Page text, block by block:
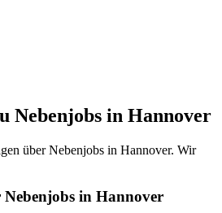
Nebenjobs in Hannover
über Nebenjobs in Hannover. Wir
Nebenjobs in Hannover